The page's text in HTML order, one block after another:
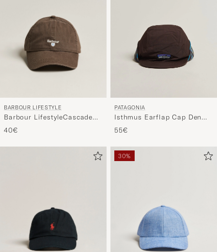
BARBOUR LIFESTYLE
Barbour LifestyleCascade
Sports CapOlive
40€
PATAGONIA
Isthmus Earflap Cap Den
Brown
55€
30%